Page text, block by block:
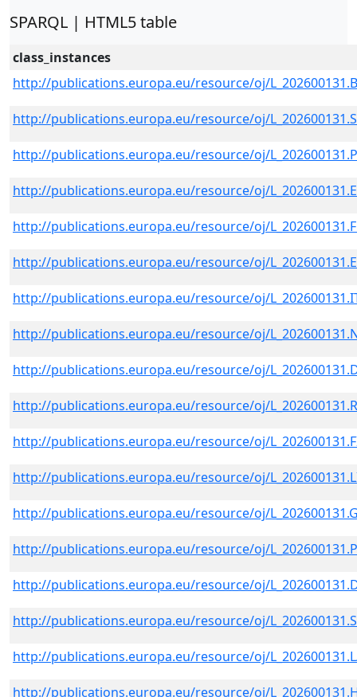
SPARQL | HTML5 table
class_instances
http://publications.europa.eu/resource/oj/
http://publications.europa.eu/resource/oj/
http://publications.europa.eu/resource/oj/
http://publications.europa.eu/resource/oj/
http://publications.europa.eu/resource/oj/
http://publications.europa.eu/resource/oj/
http://publications.europa.eu/resource/oj/
http://publications.europa.eu/resource/oj/
http://publications.europa.eu/resource/oj/
http://publications.europa.eu/resource/oj/
http://publications.europa.eu/resource/oj/
http://publications.europa.eu/resource/oj/
http://publications.europa.eu/resource/oj/
http://publications.europa.eu/resource/oj/
http://publications.europa.eu/resource/oj/
http://publications.europa.eu/resource/oj/
http://publications.europa.eu/resource/oj/
http://publications.europa.eu/resource/oj/